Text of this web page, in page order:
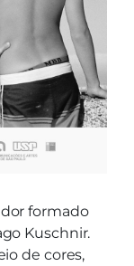
formado
Kuschnir.
de cores,